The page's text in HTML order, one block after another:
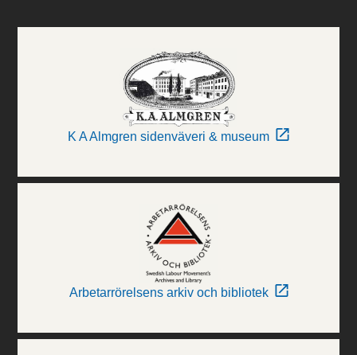
K A Almgren sidenväveri & museum
Arbetarrörelsens arkiv och bibliotek